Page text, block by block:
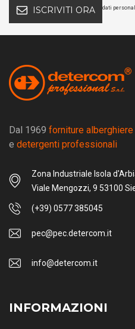
ISCRIVITI ORA dati
Dal 1969 forniture alberghiere
e detergenti professionali
Zona Industriale Isola
Viale Mengozzi, 9 53100
(+39) 0577 385045
pec@pec.detercom.it
info@detercom.it
INFORMAZIONI